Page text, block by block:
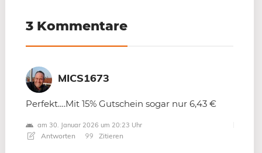
3 Kommentare
MICS1673
Perfekt….Mit 15% Gutschein sogar nur 6,43 €
am 30. Januar 2026 um 20:23 Uhr
Antworten Zitieren